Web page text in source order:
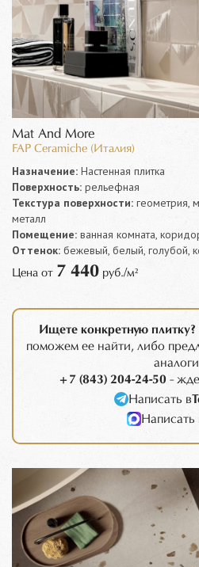
Mat And More
FAP Ceramiche (Италия)
Назначение: Настенная плитка
Поверхность: рельефная
Текстура поверхности: геометрия,
металл
Помещение: ванная комната,
Оттенок: бежевый, белый, голубой,
Цена от 7 440 руб./м²
Ищете конкретную плитку?
поможем ее найти, либо
+7 (843) 204-24-50-
Написать в
Написать